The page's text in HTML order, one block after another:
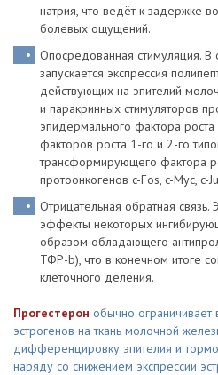
натрия, что ведёт к задержке
болевых ощущений.
Опосредованная стимуляция. В
запускается экспрессия
действующих на эпителий
и паракринных стимуляторов
эпидермального фактора
факторов роста 1-го и 2-го
трансформирующего фактора
протоонкогенов c-Fos, c-Myc, c-
Отрицательная обратная связь.
эффекты некоторых
образом обладающего
ТФР-b), что в конечном итоге
клеточного деления.
Прогестерон обычно
эстрогенов на ткань молочной
дифференцировку эпителия и
наряду со снижением экспрессии